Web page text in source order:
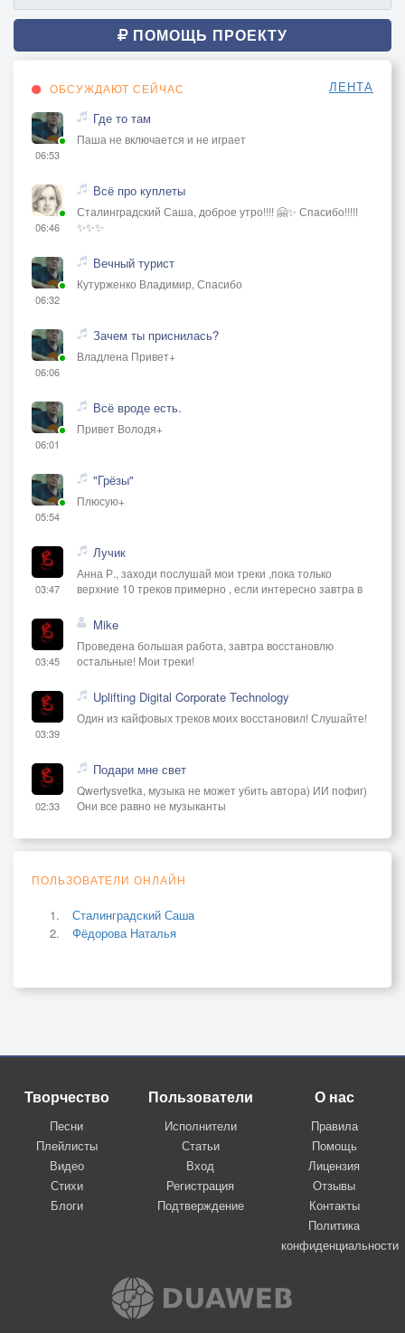
ПОМОЩЬ ПРОЕКТУ
ОБСУЖДАЮТ СЕЙЧАС ЛЕНТА
06:53
Где то там
Паша не включается и не играет
06:46
Всё про куплеты
Сталинградский Саша, доброе утро!!!! 🤗✨ Спасибо!!!!!
✨✨✨
06:32
Вечный турист
Кутурженко Владимир, Спасибо
06:06
Зачем ты приснилась?
Владлена Привет+
06:01
Всё вроде есть.
Привет Володя+
05:54
"Грёзы"
Плюсую+
03:47
Лучик
Анна Р., заходи послушай мои треки ,пока только
верхние 10 треков примерно , если интересно завтра в
03:45
Mike
Проведена большая работа, завтра восстановлю
остальные! Мои треки!
03:39
Uplifting Digital Corporate Technology
Один из кайфовых треков моих восстановил! Слушайте!
02:33
Подари мне свет
Qwertysvetka, музыка не может убить автора) ИИ пофиг)
Они все равно не музыканты
ПОЛЬЗОВАТЕЛИ ОНЛАЙН
Сталинградский Саша
Фёдорова Наталья
Творчество
Песни
Плейлисты
Видео
Стихи
Блоги
Пользователи
Исполнители
Статьи
Вход
Регистрация
Подтверждение
О нас
Правила
Помощь
Лицензия
Отзывы
Контакты
Политика
конфиденциальности